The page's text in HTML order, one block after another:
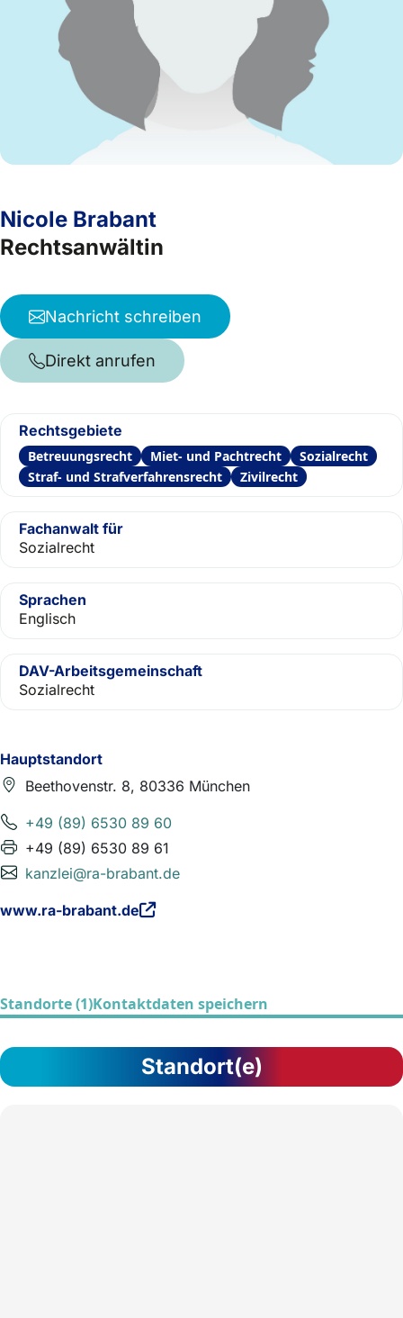
Hauptstandort
Beethovenstr. 8, 80336 München
+49 (89) 6530 89 60
+49 (89) 6530 89 61
kanzlei@ra-brabant.de
www.ra-brabant.de
Nicole Brabant
Rechtsanwältin
Nachricht schreiben
Direkt anrufen
Rechtsgebiete
Betreuungsrecht Miet- und Pachtrecht
Sozialrecht
Straf- und Strafverfahrensrecht
Zivilrecht
Fachanwalt für
Sozialrecht
Sprachen
Englisch
DAV-Arbeitsgemeinschaft
Sozialrecht
Standorte (1)Kontaktdaten speichern
Standort(e)